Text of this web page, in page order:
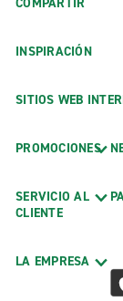
INSPIRACIÓN
SITIOS WEB
PROMOCIONES
SERVICIO AL
CLIENTE
LA EMPRESA